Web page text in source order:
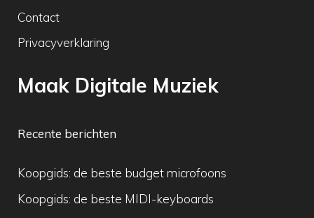
Contact
Privacyverklaring
Maak Digitale Muziek
Recente berichten
Koopgids: de beste budget microfoons
Koopgids: de beste MIDI-keyboards